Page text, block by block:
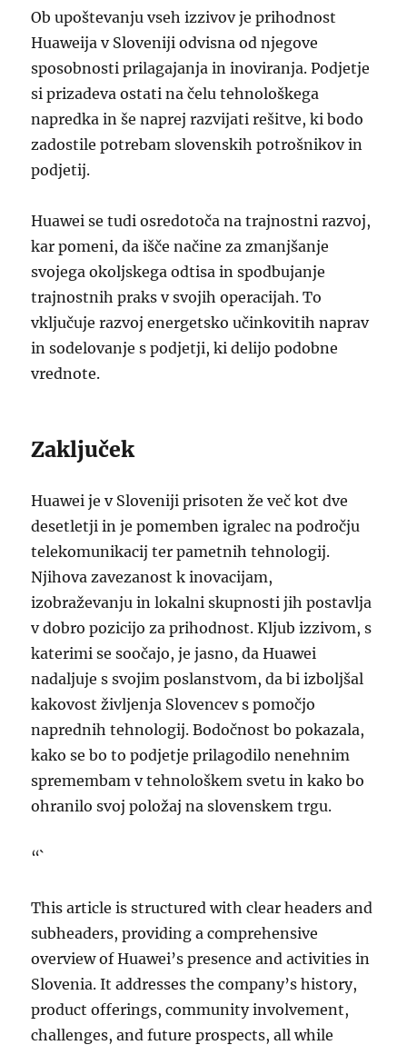
Ob upoštevanju vseh izzivov je prihodnost
Huaweija v Sloveniji odvisna od njegove
sposobnosti prilagajanja in inoviranja. Podjetje
si prizadeva ostati na čelu tehnološkega
napredka in še naprej razvijati rešitve, ki bodo
zadostile potrebam slovenskih potrošnikov in
podjetij.
Huawei se tudi osredotoča na trajnostni razvoj,
kar pomeni, da išče načine za zmanjšanje
svojega okoljskega odtisa in spodbujanje
trajnostnih praks v svojih operacijah. To
vključuje razvoj energetsko učinkovitih naprav
in sodelovanje s podjetji, ki delijo podobne
vrednote.
Zaključek
Huawei je v Sloveniji prisoten že več kot dve
desetletji in je pomemben igralec na področju
telekomunikacij ter pametnih tehnologij.
Njihova zavezanost k inovacijam,
izobraževanju in lokalni skupnosti jih postavlja
v dobro pozicijo za prihodnost. Kljub izzivom, s
katerimi se soočajo, je jasno, da Huawei
nadaljuje s svojim poslanstvom, da bi izboljšal
kakovost življenja Slovencev s pomočjo
naprednih tehnologij. Bodočnost bo pokazala,
kako se bo to podjetje prilagodilo nenehnim
spremembam v tehnološkem svetu in kako bo
ohranilo svoj položaj na slovenskem trgu.
“`
This article is structured with clear headers and
subheaders, providing a comprehensive
overview of Huawei’s presence and activities in
Slovenia. It addresses the company’s history,
product offerings, community involvement,
challenges, and future prospects, all while